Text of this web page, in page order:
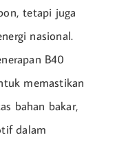
tetapi juga
nasional.
B40
memastikan
bahan bakar,
dalam